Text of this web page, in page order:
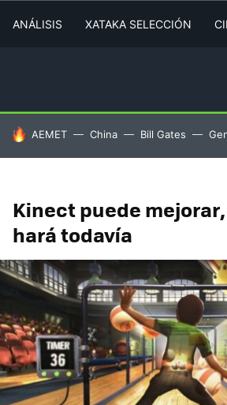
ANÁLISIS XATAKA SELECCIÓN
HOY SE HABLA DE
AEMET China Bill Gates
Kinect puede
hará todavía